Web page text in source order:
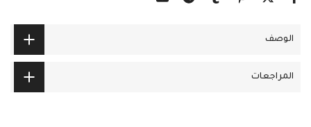
الوصف
المراجعات